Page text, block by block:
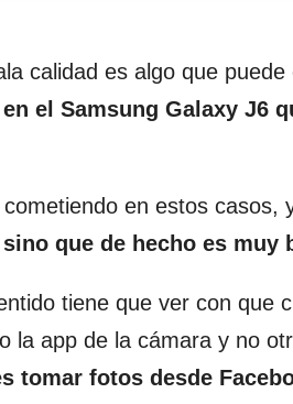
calidad es algo que puede
el Samsung Galaxy J6
en estos casos,
que de hecho es muy
tiene que ver con que
la app de la cámara y no
tomar fotos desde